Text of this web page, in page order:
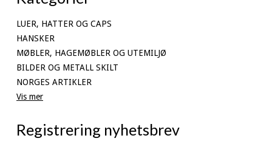
LUER, HATTER OG CAPS
HANSKER
MØBLER, HAGEMØBLER OG UTEMILJØ
BILDER OG METALL SKILT
NORGES ARTIKLER
Vis mer
Registrering nyhetsbrev